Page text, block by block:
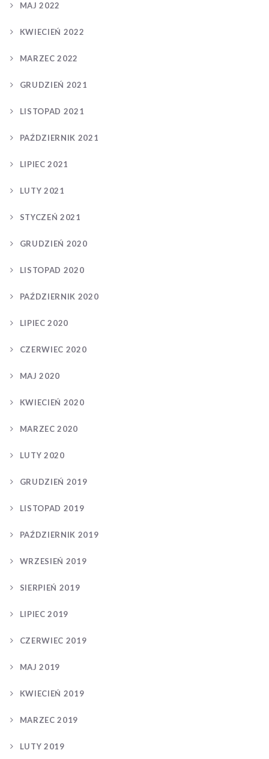
MAJ 2022
KWIECIEŃ 2022
MARZEC 2022
GRUDZIEŃ 2021
LISTOPAD 2021
PAŹDZIERNIK 2021
LIPIEC 2021
LUTY 2021
STYCZEŃ 2021
GRUDZIEŃ 2020
LISTOPAD 2020
PAŹDZIERNIK 2020
LIPIEC 2020
CZERWIEC 2020
MAJ 2020
KWIECIEŃ 2020
MARZEC 2020
LUTY 2020
GRUDZIEŃ 2019
LISTOPAD 2019
PAŹDZIERNIK 2019
WRZESIEŃ 2019
SIERPIEŃ 2019
LIPIEC 2019
CZERWIEC 2019
MAJ 2019
KWIECIEŃ 2019
MARZEC 2019
LUTY 2019